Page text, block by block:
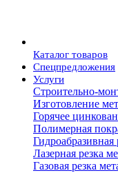
Каталог товаров
Спецпредложения
Услуги
Строительно-
Изготовление
Горячее
Полимерная
Гидроабразивная
Лазерная резка
Газовая резка